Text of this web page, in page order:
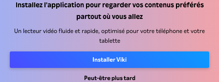
Installez l'application pour regarder vos contenus préférés
partout où vous allez
Un lecteur vidéo fluide et rapide, optimisé pour votre téléphone et votre
tablette
Installer Viki
Peut-être plus tard
Centre d'assistance